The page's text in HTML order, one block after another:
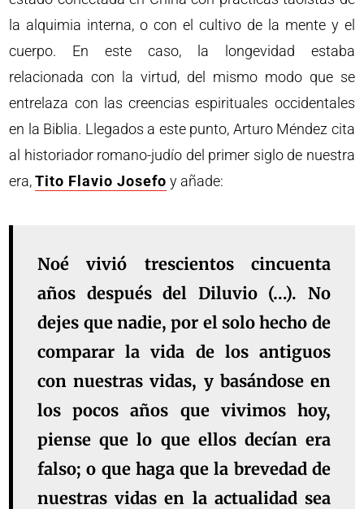
la alquimia interna, o con el cultivo de la mente y el
cuerpo. En este caso, la longevidad estaba
relacionada con la virtud, del mismo modo que se
entrelaza con las creencias espirituales occidentales
en la Biblia. Llegados a este punto, Arturo Méndez cita
al historiador romano-judío del primer siglo de nuestra
era,Tito Flavio Josefo y añade:
Noé vivió trescientos cincuenta
años después del Diluvio (…). No
dejes que nadie, por el solo hecho de
comparar la vida de los antiguos
con nuestras vidas, y basándose en
los pocos años que vivimos hoy,
piense que lo que ellos decían era
falso; o que haga que la brevedad de
nuestras vidas en la actualidad sea